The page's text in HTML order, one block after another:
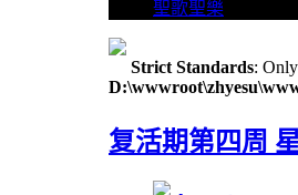
聖歌聖樂
Strict Standards:
复活期第四周